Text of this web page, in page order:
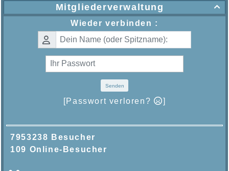

Mitgliederverwaltung
Wieder verbinden :
Senden
[Passwort verloren? ]
7953238 Besucher
109 Online-Besucher